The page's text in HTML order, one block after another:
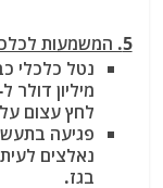
5. המשמעות לכלכלת מצרים
נטל כלכלי
לחץ עצום
פגיעה
נאלצים
בגז.